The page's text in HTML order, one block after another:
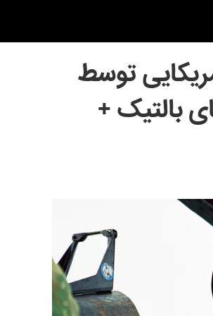
توسط
بالتیک +